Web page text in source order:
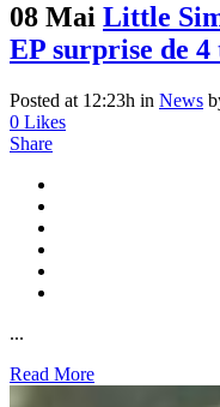
08 Mai Little
EP surprise de
Posted at 12:23h in News
0 Likes
Share
...
Read More